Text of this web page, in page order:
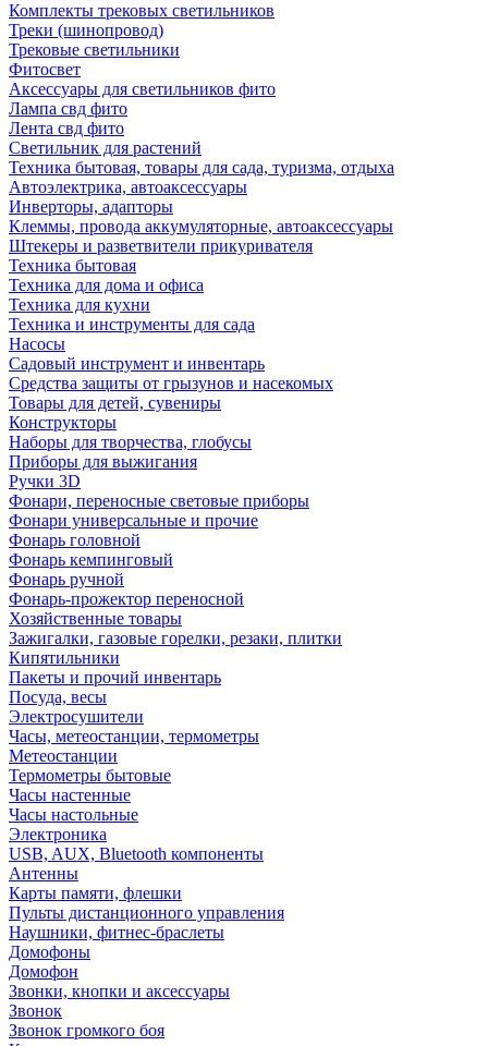
Комплекты трековых светильников
Треки (шинопровод)
Трековые светильники
Фитосвет
Аксессуары для светильников фито
Лампа свд фито
Лента свд фито
Светильник для растений
Техника бытовая, товары для сада, туризма, отдыха
Автоэлектрика, автоаксессуары
Инверторы, адапторы
Клеммы, провода аккумуляторные, автоаксессуары
Штекеры и разветвители прикуривателя
Техника бытовая
Техника для дома и офиса
Техника для кухни
Техника и инструменты для сада
Насосы
Садовый инструмент и инвентарь
Средства защиты от грызунов и насекомых
Товары для детей, сувениры
Конструкторы
Наборы для творчества, глобусы
Приборы для выжигания
Ручки 3D
Фонари, переносные световые приборы
Фонари универсальные и прочие
Фонарь головной
Фонарь кемпинговый
Фонарь ручной
Фонарь-прожектор переносной
Хозяйственные товары
Зажигалки, газовые горелки, резаки, плитки
Кипятильники
Пакеты и прочий инвентарь
Посуда, весы
Электросушители
Часы, метеостанции, термометры
Метеостанции
Термометры бытовые
Часы настенные
Часы настольные
Электроника
USB, AUX, Bluetooth компоненты
Антенны
Карты памяти, флешки
Пульты дистанционного управления
Наушники, фитнес-браслеты
Домофоны
Домофон
Звонки, кнопки и аксессуары
Звонок
Звонок громкого боя